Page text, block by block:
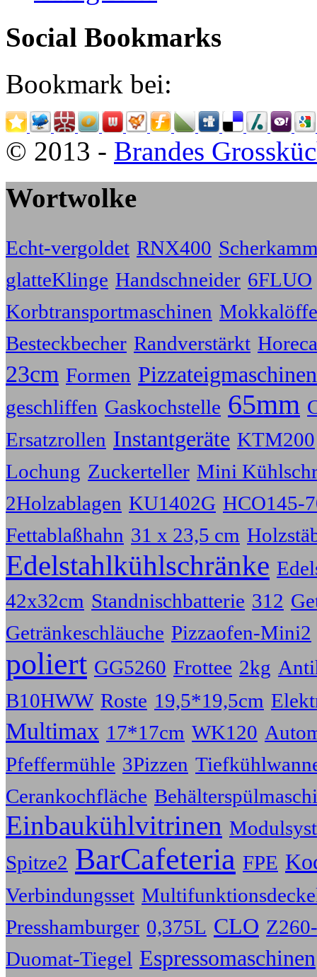
Social Bookmarks
Bookmark bei:
© 2013 - Brandes
Wortwolke
Echt-vergoldet RNX400
glatteKlinge Handschneider 6FLUO
Korbtransportmaschinen
Besteckbecher Randverstärkt
23cm Formen Pizzateigmaschinen
geschliffen Gaskochstelle 65mm
Ersatzrollen Instantgeräte KTM200
Lochung Zuckerteller Mini
2Holzablagen KU1402G HCO145-
Fettablaßhahn 31 x 23,5 cm
Edelstahlkühlschränke
42x32cm Standnischbatterie 312
Getränkeschläuche Pizzaofen-Mini2
poliert GG5260 Frottee 2kg
B10HWW Roste 19,5*19,5cm
Multimax 17*17cm WK120
Pfeffermühle 3Pizzen
Cerankochfläche
Einbaukühlvitrinen
Spitze2 BarCafeteria FPE
Verbindungsset
Presshamburger 0,375L CLO
Duomat-Tiegel Espressomaschinen